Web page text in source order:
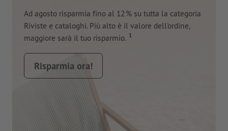
Ad agosto risparmia fino al 12 % su tutta la categoria
Riviste e cataloghi. Più alto è il valore dell'ordine,
maggiore sarà il tuo risparmio. 1
Risparmia ora!